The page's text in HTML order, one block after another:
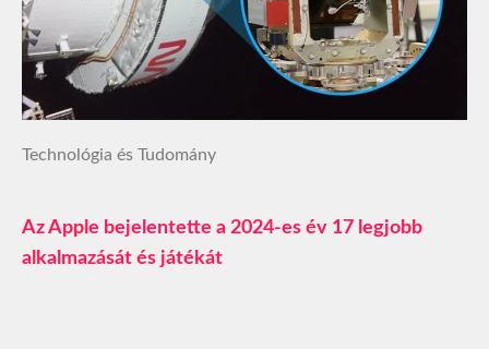
Technológia és Tudomány
Az Apple bejelentette a 2024-es év 17 legjobb
alkalmazását és játékát